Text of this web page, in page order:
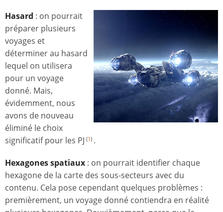
Hasard : on pourrait
préparer plusieurs
voyages et
déterminer au hasard
lequel on utilisera
pour un voyage
donné. Mais,
évidemment, nous
avons de nouveau
éliminé le choix
significatif pour les PJ (1) .
Hexagones spatiaux : on pourrait identifier chaque
hexagone de la carte des sous-secteurs avec du
contenu. Cela pose cependant quelques problèmes :
premièrement, un voyage donné contiendra en réalité